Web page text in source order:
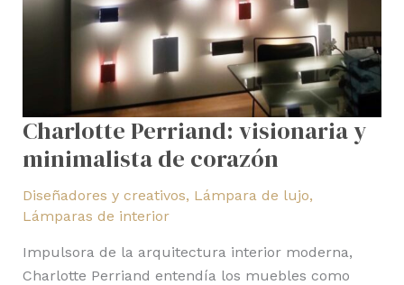
Charlotte Perriand: visionaria y
minimalista de corazón
Diseñadores y creativos, Lámpara de lujo,
Lámparas de interior
Impulsora de la arquitectura interior moderna,
Charlotte Perriand entendía los muebles como